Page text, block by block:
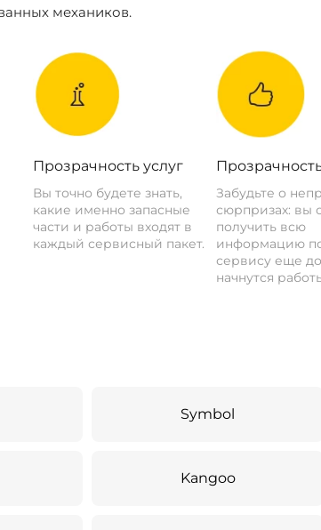
механиков.
Прозрачность услуг
Вы точно будете знать,
какие именно запасные
части и работы входят в
каждый сервисный пакет.
Забудьте о
сюрпризах: вы
получить всю
информацию
сервису еще до
начнутся
Symbol
Kangoo